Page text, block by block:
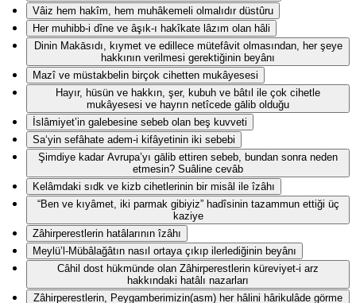
Vâiz hem hakîm, hem muhâkemeli olmalıdır düstûru
Her muhibb-i dîne ve âşık-ı hakîkate lâzım olan hâli
Dinin Makāsıdı, kıymet ve edillece mütefâvit olmasından, her şeye
hakkının verilmesi gerektiğinin beyânı
Mazî ve müstakbelin birçok cihetten mukâyesesi
Hayır, hüsün ve hakkın, şer, kubuh ve bâtıl ile çok cihetle
mukâyesesi ve hayrın netîcede gālib olduğu
İslâmiyet’in galebesine sebeb olan beş kuvveti
Sa‘yin sefâhate adem-i kifâyetinin iki sebebi
Şimdiye kadar Avrupa’yı gālib ettiren sebeb, bundan sonra neden
etmesin? Suâline cevâb
Kelâmdaki sıdk ve kizb cihetlerinin bir misâl ile îzâhı
“Ben ve kıyâmet, iki parmak gibiyiz” hadîsinin tazammun ettiği üç
kaziye
Zâhirperestlerin hatâlarının îzâhı
Meylü’l-Mübâlağâtın nasıl ortaya çıkıp ilerlediğinin beyânı
Câhil dost hükmünde olan Zâhirperestlerin küreviyet-i arz
hakkındaki hatâlı nazarları
Zâhirperestlerin, Peygamberimizin(asm) her hâlini hârikulâde görme